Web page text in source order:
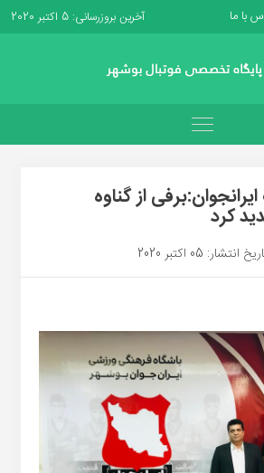
با ما آخرین بروزرسانی: 5 اکتبر 2020
از گناوه
کرد
انتشار: 05 اکتبر 2020